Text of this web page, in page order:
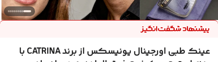
عینک طبی اورجینال یونیسکس از برند CATRINA با